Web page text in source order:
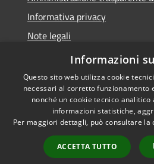
Informativa privacy
Note legali
Dichiarazione di accessibilità
Accessibilità
Informazioni
Questo sito web utilizza cookie
necessari al corretto funzionamento
nonché un cookie tecnico
informazioni statistiche,
Per maggiori dettagli, può consultare la
ACCETTA TUTTO